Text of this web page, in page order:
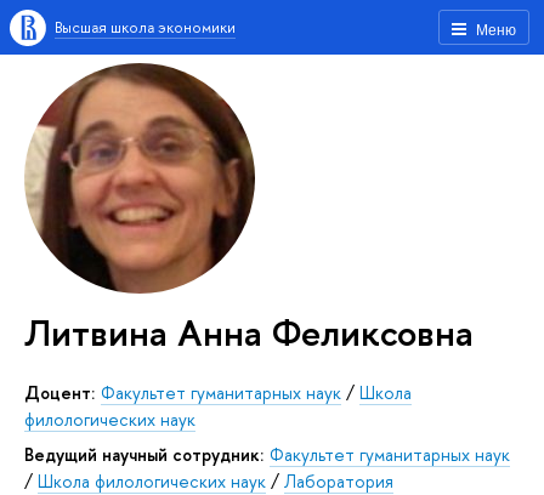
Меню
Высшая школа экономики
Литвина Анна Феликсовна
Доцент: Факультет гуманитарных наук / Школа
филологических наук
Ведущий научный сотрудник: Факультет гуманитарных наук
/ Школа филологических наук / Лаборатория